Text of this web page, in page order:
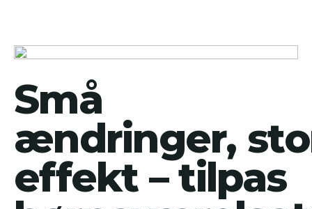
Små
ændringer,
effekt – tilpas